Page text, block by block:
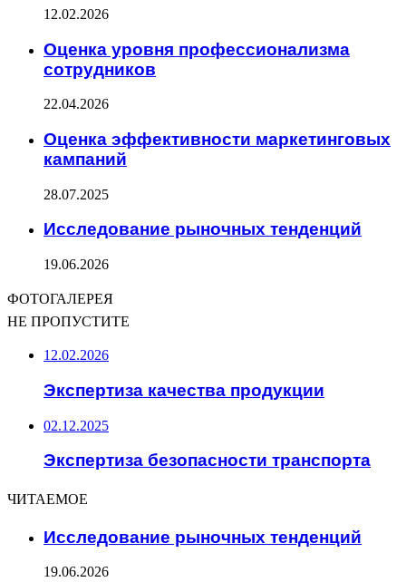
12.02.2026
Оценка уровня профессионализма
сотрудников
22.04.2026
Оценка эффективности маркетинговых
кампаний
28.07.2025
Исследование рыночных тенденций
19.06.2026
ФОТОГАЛЕРЕЯ
НЕ ПРОПУСТИТЕ
12.02.2026
Экспертиза качества продукции
02.12.2025
Экспертиза безопасности транспорта
ЧИТАЕМОЕ
Исследование рыночных тенденций
19.06.2026